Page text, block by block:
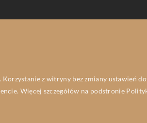
z witryny bez zmiany ustawień
Więcej szczegółów na podstronie